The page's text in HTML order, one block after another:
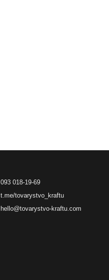
093 018-19-69
t.me/tovarystvo_kraftu
hello@tovarystvo-kraftu.com